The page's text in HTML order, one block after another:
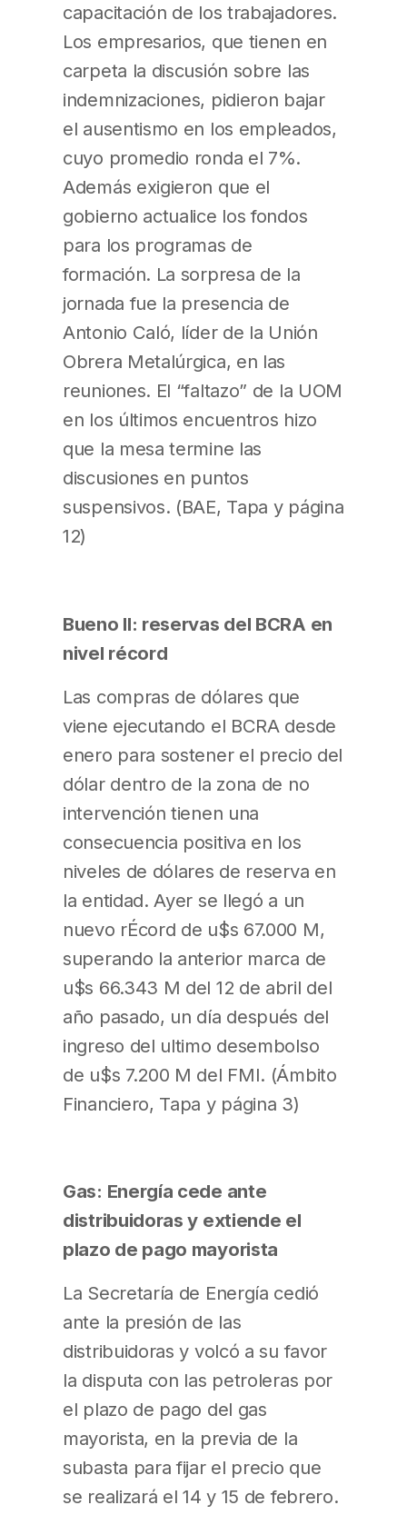
capacitación de los trabajadores.
Los empresarios, que tienen en
carpeta la discusión sobre las
indemnizaciones, pidieron bajar
el ausentismo en los empleados,
cuyo promedio ronda el 7%.
Además exigieron que el
gobierno actualice los fondos
para los programas de
formación. La sorpresa de la
jornada fue la presencia de
Antonio Caló, líder de la Unión
Obrera Metalúrgica, en las
reuniones. El “faltazo” de la UOM
en los últimos encuentros hizo
que la mesa termine las
discusiones en puntos
suspensivos. (BAE, Tapa y página
12)
Bueno II: reservas del BCRA en
nivel récord
Las compras de dólares que
viene ejecutando el BCRA desde
enero para sostener el precio del
dólar dentro de la zona de no
intervención tienen una
consecuencia positiva en los
niveles de dólares de reserva en
la entidad. Ayer se llegó a un
nuevo rÉcord de u$s 67.000 M,
superando la anterior marca de
u$s 66.343 M del 12 de abril del
año pasado, un día después del
ingreso del ultimo desembolso
de u$s 7.200 M del FMI. (Ámbito
Financiero, Tapa y página 3)
Gas: Energía cede ante
distribuidoras y extiende el
plazo de pago mayorista
La Secretaría de Energía cedió
ante la presión de las
distribuidoras y volcó a su favor
la disputa con las petroleras por
el plazo de pago del gas
mayorista, en la previa de la
subasta para fijar el precio que
se realizará el 14 y 15 de febrero.